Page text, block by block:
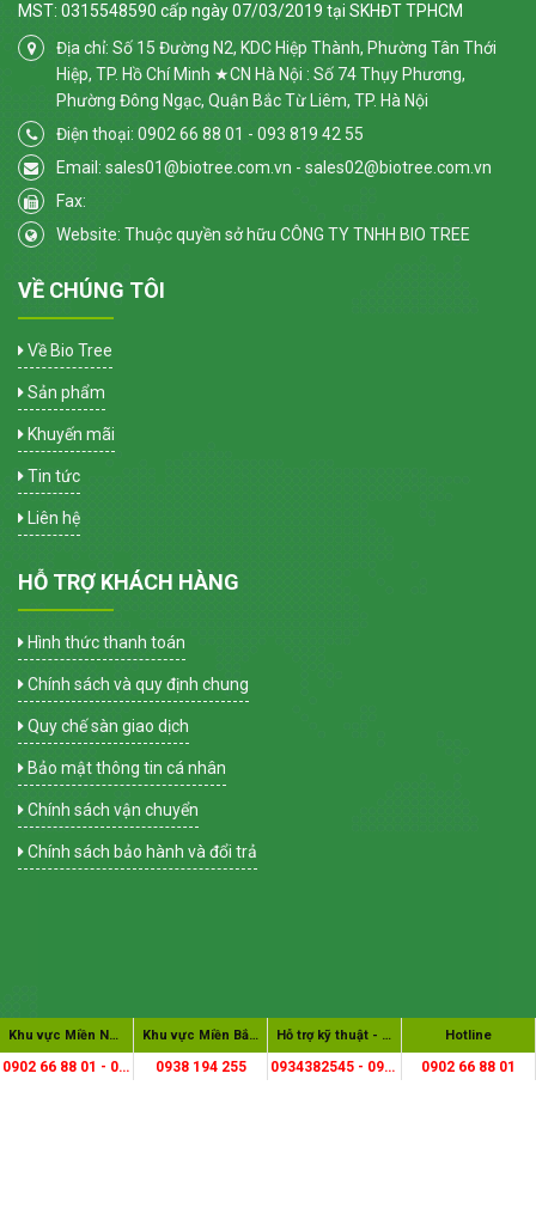
MST: 0315548590 cấp ngày 07/03/2019 tại SKHĐT TPHCM
Địa chỉ: Số 15 Đường N2, KDC Hiệp Thành, Phường Tân Thới
Hiệp, TP. Hồ Chí Minh ★CN Hà Nội : Số 74 Thụy Phương,
Phường Đông Ngạc, Quận Bắc Từ Liêm, TP. Hà Nội
Điện thoại: 0902 66 88 01 - 093 819 42 55
Email: sales01@biotree.com.vn - sales02@biotree.com.vn
Fax:
Website: Thuộc quyền sở hữu CÔNG TY TNHH BIO TREE
VỀ CHÚNG TÔI
Về Bio Tree
Sản phẩm
Khuyến mãi
Tin tức
Liên hệ
HỖ TRỢ KHÁCH HÀNG
Hình thức thanh toán
Chính sách và quy định chung
Quy chế sàn giao dịch
Bảo mật thông tin cá nhân
Chính sách vận chuyển
Chính sách bảo hành và đổi trả
GOOGLE MAP
Khu vực Miền Nam - Ms.Trinh
0902 66 88 01 - 0931 826 155
Khu vực Miền Bắc - Mr. Hiếu
0938 194 255
Hỗ trợ kỹ thuật - Mr. Dũng
0934382545 - 0902668801
Hotline
0902 66 88 01